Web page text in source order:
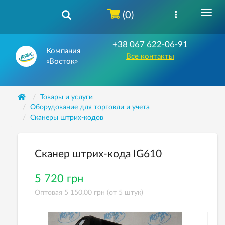
Компания
«Восток»
+38 067 622-06-91
Все контакты
(0)
Товары и услуги
Оборудование для торговли и учета
Сканеры штрих-кодов
Сканер штрих-кода IG610
5 720 грн
Оптовая 5 150,00 грн (от 5 штук)